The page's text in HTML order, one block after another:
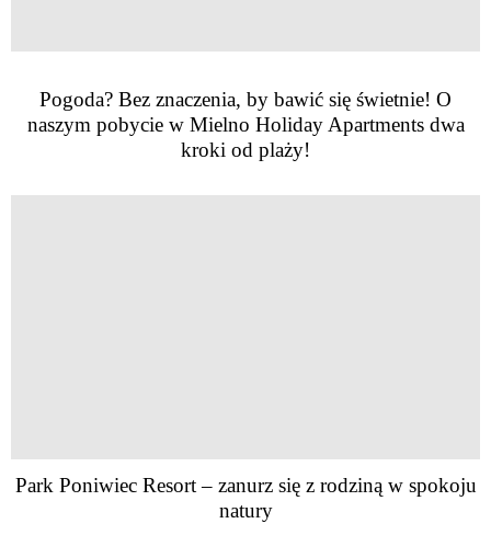
Pogoda? Bez znaczenia, by bawić się świetnie! O
naszym pobycie w Mielno Holiday Apartments dwa
kroki od plaży!
Park Poniwiec Resort – zanurz się z rodziną w spokoju
natury